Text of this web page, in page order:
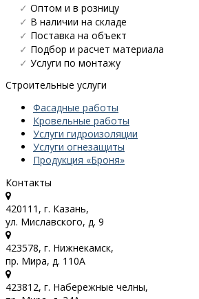
✓ Оптом и в розницу
✓ В наличии на складе
✓ Поставка на объект
✓ Подбор и расчет материала
✓ Услуги по монтажу
Строительные услуги
Фасадные работы
Кровельные работы
Услуги гидроизоляции
Услуги огнезащиты
Продукция «Броня»
Контакты
420111, г. Казань,
ул. Миславского, д. 9
423578, г. Нижнекамск,
пр. Мира, д. 110А
423812, г. Набережные челны,